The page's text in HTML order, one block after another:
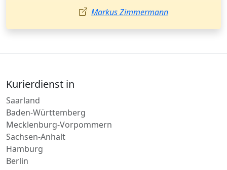
Ayşe Yılmaz
Kurierdienst in
Saarland
Baden-Württemberg
Mecklenburg-Vorpommern
Sachsen-Anhalt
Hamburg
Berlin